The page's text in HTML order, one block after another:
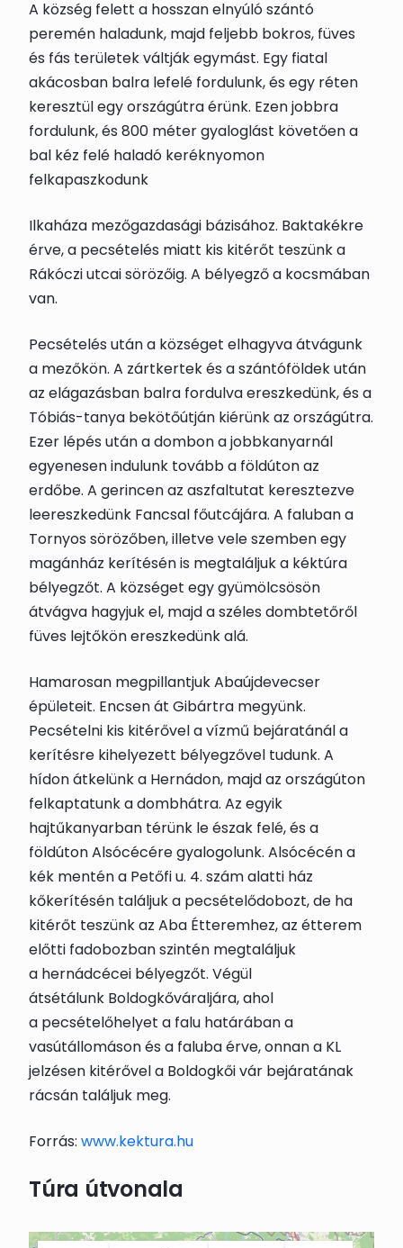
A község felett a hosszan elnyúló szántó
peremén haladunk, majd feljebb bokros, füves
és fás területek váltják egymást. Egy fiatal
akácosban balra lefelé fordulunk, és egy réten
keresztül egy országútra érünk. Ezen jobbra
fordulunk, és 800 méter gyaloglást követően a
bal kéz felé haladó keréknyomon
felkapaszkodunk
Ilkaháza mezőgazdasági bázisához. Baktakékre
érve, a pecsételés miatt kis kitérőt teszünk a
Rákóczi utcai sörözőig. A bélyegzőa kocsmában
van.
Pecsételés után a községet elhagyva átvágunk
a mezőkön. A zártkertek és a szántóföldek után
az elágazásban balra fordulva ereszkedünk, és a
Tóbiás-tanya bekötőútján kiérünk az országútra.
Ezer lépés után a dombon a jobbkanyarnál
egyenesen indulunk tovább a földúton az
erdőbe. A gerincen az aszfaltutat keresztezve
leereszkedünk Fancsal főutcájára. A faluban a
Tornyos sörözőben, illetve vele szemben egy
magánház kerítésén is megtaláljuk a kéktúra
bélyegzőt. A községet egy gyümölcsösön
átvágva hagyjuk el, majd a széles dombtetőről
füves lejtőkön ereszkedünk alá.
Hamarosan megpillantjuk Abaújdevecser
épületeit. Encsen át Gibártra megyünk.
Pecsételni kis kitérővel a vízmű bejáratánál a
kerítésre kihelyezett bélyegzővel tudunk. A
hídon átkelünk a Hernádon, majd az országúton
felkaptatunk a dombhátra. Az egyik
hajtűkanyarban térünk le észak felé, és a
földúton Alsócécére gyalogolunk. Alsócécéna
kék mentén a Petőfi u. 4. szám alatti ház
kőkerítésén találjuk a pecsételődobozt, de ha
kitérőt teszünk az Aba Étteremhez, az étterem
előtti fadobozban szintén megtaláljuk
a hernádcécei bélyegzőt. Végül
átsétálunk Boldogkőváraljára, ahol
a pecsételőhelyet a falu határában a
vasútállomáson és a faluba érve, onnan a KL
jelzésen kitérővel a Boldogkői vár bejáratának
rácsán találjuk meg.
Forrás: www.kektura.hu
Túra útvonala